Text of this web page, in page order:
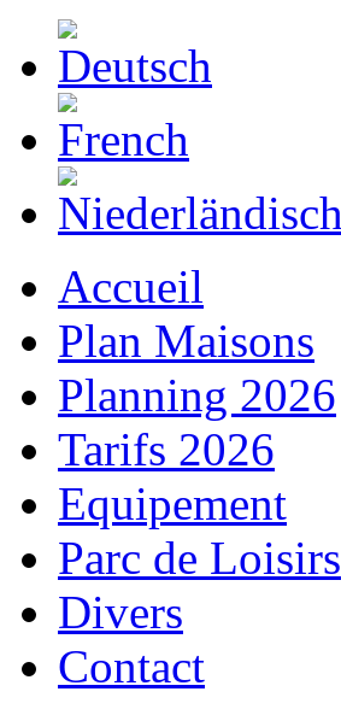
Accueil
Plan Maisons
Planning 2026
Tarifs 2026
Equipement
Parc de Loisirs
Divers
Contact